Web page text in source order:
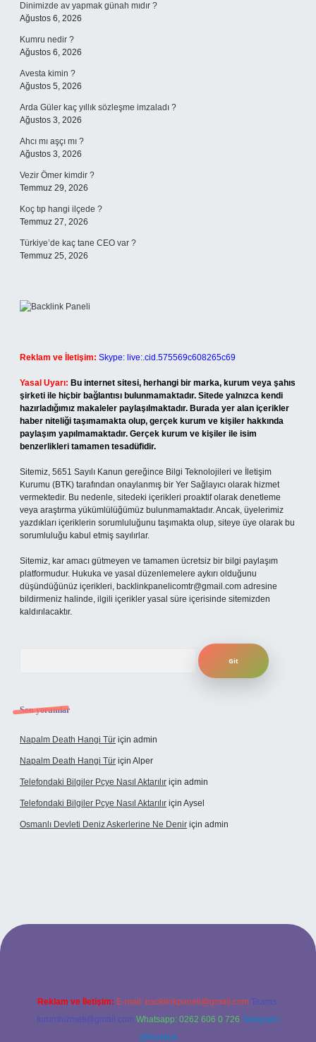
Dinimizde av yapmak günah mıdır ?
Ağustos 6, 2026
Kumru nedir ?
Ağustos 6, 2026
Avesta kimin ?
Ağustos 5, 2026
Arda Güler kaç yıllık sözleşme imzaladı ?
Ağustos 3, 2026
Ahcı mı aşçı mı ?
Ağustos 3, 2026
Vezir Ömer kimdir ?
Temmuz 29, 2026
Koç tıp hangi ilçede ?
Temmuz 27, 2026
Türkiye’de kaç tane CEO var ?
Temmuz 25, 2026
Reklam ve İletişim: Skype: live:.cid.575569c608265c69
Yasal Uyarı: Bu internet sitesi, herhangi bir marka, kurum veya şahıs
şirketi ile hiçbir bağlantısı bulunmamaktadır. Sitede yalnızca kendi
hazırladığımız makaleler paylaşılmaktadır. Burada yer alan içerikler
haber niteliği taşımamakta olup, gerçek kurum ve kişiler hakkında
paylaşım yapılmamaktadır. Gerçek kurum ve kişiler ile isim
benzerlikleri tamamen tesadüfidir.
Sitemiz, 5651 Sayılı Kanun gereğince Bilgi Teknolojileri ve İletişim
Kurumu (BTK) tarafından onaylanmış bir Yer Sağlayıcı olarak hizmet
vermektedir. Bu nedenle, sitedeki içerikleri proaktif olarak denetleme
veya araştırma yükümlülüğümüz bulunmamaktadır. Ancak, üyelerimiz
yazdıkları içeriklerin sorumluluğunu taşımakta olup, siteye üye olarak bu
sorumluluğu kabul etmiş sayılırlar.
Sitemiz, kar amacı gütmeyen ve tamamen ücretsiz bir bilgi paylaşım
platformudur. Hukuka ve yasal düzenlemelere aykırı olduğunu
düşündüğünüz içerikleri, backlinkpanelicomtr@gmail.com adresine
bildirmeniz halinde, ilgili içerikler yasal süre içerisinde sitemizden
kaldırılacaktır.
Son yorumlar
Napalm Death Hangi Tür için admin
Napalm Death Hangi Tür için Alper
Telefondaki Bilgiler Pcye Nasıl Aktarılır için admin
Telefondaki Bilgiler Pcye Nasıl Aktarılır için Aysel
Osmanlı Devleti Deniz Askerlerine Ne Denir için admin
giriş
Reklam ve İletişim: E-mail: backlinkpaneli@gmail.com Teams:
forumhizmeti@gmail.com Whatsapp: 0262 606 0 726 Telegram:
@karabul